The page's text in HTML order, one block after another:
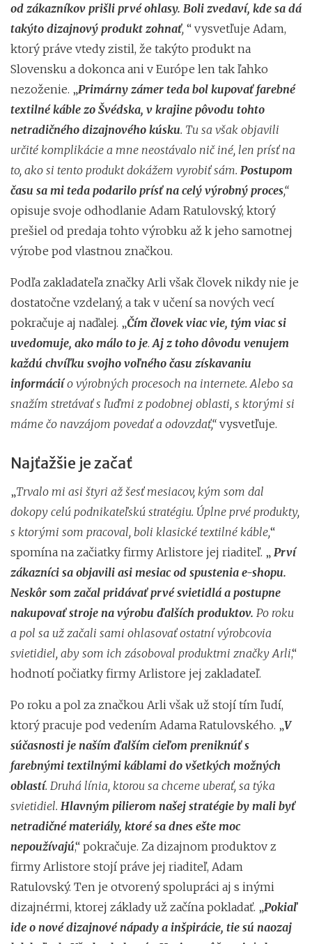
od zákazníkov prišli prvé ohlasy. Boli zvedaví, kde sa dá
takýto dizajnový produkt zohnať, “ vysvetľuje Adam,
ktorý práve vtedy zistil, že takýto produkt na
Slovensku a dokonca ani v Európe len tak ľahko
nezoženie. „Primárny zámer teda bol kupovať farebné
textilné káble zo Švédska, v krajine pôvodu tohto
netradičného dizajnového kúsku. Tu sa však objavili
určité komplikácie a mne neostávalo nič iné, len prísť na
to, ako si tento produkt dokážem vyrobiť sám. Postupom
času sa mi teda podarilo prísť na celý výrobný proces,“
opisuje svoje odhodlanie Adam Ratulovský, ktorý
prešiel od predaja tohto výrobku až k jeho samotnej
výrobe pod vlastnou značkou.
Podľa zakladateľa značky Arli však človek nikdy nie je
dostatočne vzdelaný, a tak v učení sa nových vecí
pokračuje aj naďalej. „Čím človek viac vie, tým viac si
uvedomuje, ako málo to je. Aj z toho dôvodu venujem
každú chvíľku svojho voľného času získavaniu
informácií o výrobných procesoch na internete. Alebo sa
snažím stretávať s ľuďmi z podobnej oblasti, s ktorými si
máme čo navzájom povedať a odovzdať,“ vysvetľuje.
Najťažšie je začať
„Trvalo mi asi štyri až šesť mesiacov, kým som dal
dokopy celú podnikateľskú stratégiu. Úplne prvé produkty,
s ktorými som pracoval, boli klasické textilné káble,“
spomína na začiatky firmy Arlistore jej riaditeľ. „ Prví
zákazníci sa objavili asi mesiac od spustenia e-shopu.
Neskôr som začal pridávať prvé svietidlá a postupne
nakupovať stroje na výrobu ďalších produktov. Po roku
a pol sa už začali sami ohlasovať ostatní výrobcovia
svietidiel, aby som ich zásoboval produktmi značky Arli,“
hodnotí počiatky firmy Arlistore jej zakladateľ.
Po roku a pol za značkou Arli však už stojí tím ľudí,
ktorý pracuje pod vedením Adama Ratulovského. „V
súčasnosti je naším ďalším cieľom preniknúť s
farebnými textilnými káblami do všetkých možných
oblastí. Druhá línia, ktorou sa chceme uberať, sa týka
svietidiel. Hlavným pilierom našej stratégie by mali byť
netradičné materiály, ktoré sa dnes ešte moc
nepoužívajú,“ pokračuje. Za dizajnom produktov z
firmy Arlistore stojí práve jej riaditeľ, Adam
Ratulovský. Ten je otvorený spolupráci aj s inými
dizajnérmi, ktorej základy už začína pokladať. „Pokiaľ
ide o nové dizajnové nápady a inšpirácie, tie sú naozaj